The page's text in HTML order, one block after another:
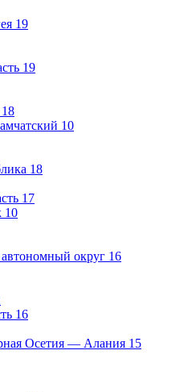
19
19
18
10
18
17
10
округ 16
16
Осетия — Алания 15